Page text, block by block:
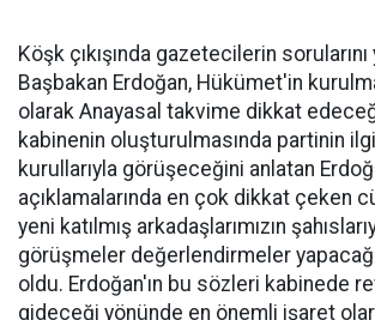
Köşk çıkışında gazetecilerin sorularını
Başbakan Erdoğan, Hükümet'in
olarak Anayasal takvime dikkat
kabinenin oluşturulmasında partinin
kurullarıyla görüşeceğini anlatan
açıklamalarında en çok dikkat çeken
yeni katılmış arkadaşlarımızın
görüşmeler değerlendirmeler
oldu. Erdoğan'ın bu sözleri kabinede
gideceği yönünde en önemli işaret